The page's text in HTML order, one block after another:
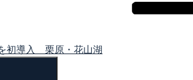
初導入 栗原・花山湖